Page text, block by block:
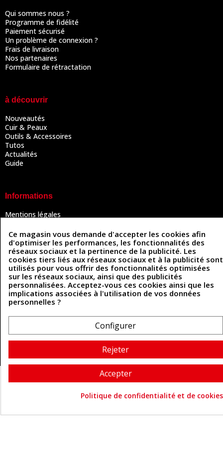
Qui sommes nous ?
Programme de fidélité
Paiement sécurisé
Un problème de connexion ?
Frais de livraison
Nos partenaires
Formulaire de rétractation
à découvrir
Nouveautés
Cuir & Peaux
Outils & Accessoires
Tutos
Actualités
Guide
Informations
Mentions légales
Politique de confidentialité
Politique des cookies
Contactez-nous
Coordonnées
493 Chemin de Catougnac
contact@cuirenstock.com
Cuirenstock © 2026 - Une création Quatrys 💙
Ce magasin vous demande d'accepter les cookies afin
d'optimiser les performances, les fonctionnalités des
réseaux sociaux et la pertinence de la publicité. Les
cookies tiers liés aux réseaux sociaux et à la publicité sont
utilisés pour vous offrir des fonctionnalités optimisées
sur les réseaux sociaux, ainsi que des publicités
personnalisées. Acceptez-vous ces cookies ainsi que les
implications associées à l'utilisation de vos données
personnelles ?
Configurer
Rejeter
Accepter
Politique de confidentialité et de cookies